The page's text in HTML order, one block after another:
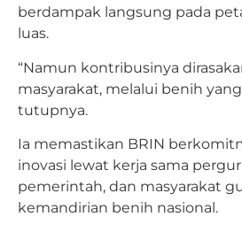
berdampak langsung pada
luas.
“Namun kontribusinya
masyarakat, melalui benih
tutupnya.
Ia memastikan BRIN
inovasi lewat kerja sama
pemerintah, dan masyarakat
kemandirian benih nasional.